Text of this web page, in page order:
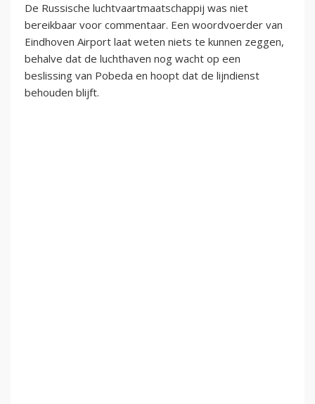
De Russische luchtvaartmaatschappij was niet
bereikbaar voor commentaar. Een woordvoerder van
Eindhoven Airport laat weten niets te kunnen zeggen,
behalve dat de luchthaven nog wacht op een
beslissing van Pobeda en hoopt dat de lijndienst
behouden blijft.